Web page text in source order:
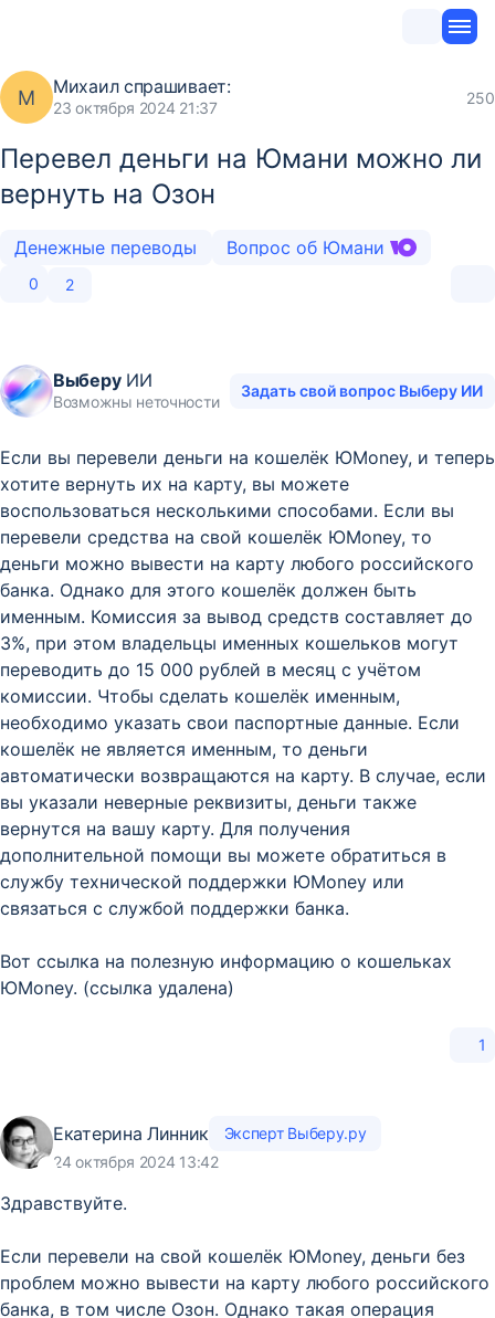
М Михаилспрашивает:
23 октября 2024 21:37
250
Перевел деньги на Юмани можно ли
вернуть на Озон
Денежные переводы Вопрос об Юмани
0 2
ВыберуИИ
Возможны неточности
Задать свой вопрос Выберу ИИ
Если вы перевели деньги на кошелёк ЮMoney, и теперь
хотите вернуть их на карту, вы можете
воспользоваться несколькими способами. Если вы
перевели средства на свой кошелёк ЮMoney, то
деньги можно вывести на карту любого российского
банка. Однако для этого кошелёк должен быть
именным. Комиссия за вывод средств составляет до
3%, при этом владельцы именных кошельков могут
переводить до 15 000 рублей в месяц с учётом
комиссии. Чтобы сделать кошелёк именным,
необходимо указать свои паспортные данные. Если
кошелёк не является именным, то деньги
автоматически возвращаются на карту. В случае, если
вы указали неверные реквизиты, деньги также
вернутся на вашу карту. Для получения
дополнительной помощи вы можете обратиться в
службу технической поддержки ЮMoney или
связаться с службой поддержки банка.
Вот ссылка на полезную информацию о кошельках
ЮMoney. (ссылка удалена)
1
Екатерина Линник
Эксперт Выберу.ру
24 октября 2024 13:42
Здравствуйте.
Если перевели на свой кошелёк ЮMoney, деньги без
проблем можно вывести на карту любого российского
банка, в том числе Озон. Однако такая операция